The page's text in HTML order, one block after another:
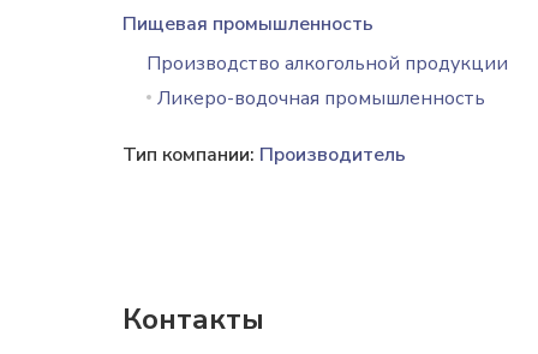
Пищевая промышленность
Производство алкогольной продукции
Ликеро-водочная промышленность
Тип компании: Производитель
Контакты